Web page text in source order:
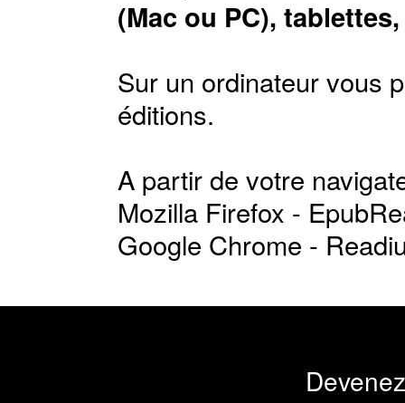
(Mac ou PC),
Sur un ordinateur vous
éditions.
A partir de votre
Mozilla Firefox -
Google Chrome -